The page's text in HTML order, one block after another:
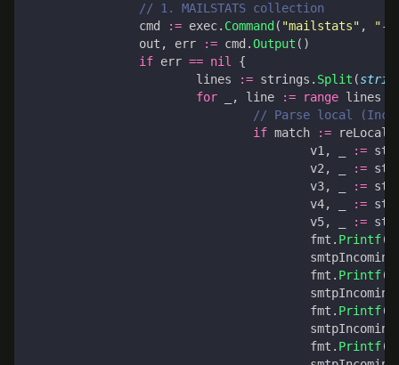
// 1. MAILSTATS collection
cmd
:= exec. Command ( "mailstats" ,
"-
out , err := cmd .Output ()
if err == nil
{
lines
:= strings . Split (
for
, line := range lines
// Parse local
if match := reLocal
v1, :=
v2, :=
v3, :=
v4, :=
v5, :=
fmt . Printf(
fmt . Printf(
fmt . Printf(
fmt . Printf(